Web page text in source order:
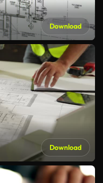
Download
Download